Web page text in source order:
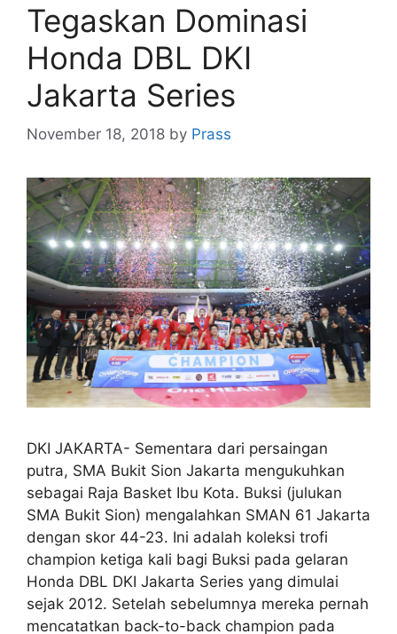
Tegaskan Dominasi
Honda DBL DKI
Jakarta Series
November 18, 2018 by Prass
DKI JAKARTA- Sementara dari persaingan
putra, SMA Bukit Sion Jakarta mengukuhkan
sebagai Raja Basket Ibu Kota. Buksi (julukan
SMA Bukit Sion) mengalahkan SMAN 61 Jakarta
dengan skor 44-23. Ini adalah koleksi trofi
champion ketiga kali bagi Buksi pada gelaran
Honda DBL DKI Jakarta Series yang dimulai
sejak 2012. Setelah sebelumnya mereka pernah
mencatatkan back-to-back champion pada